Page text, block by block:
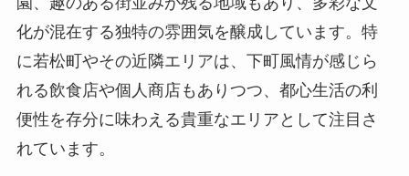
化が混在する独特の雰囲気を醸成しています。特
に若松町やその近隣エリアは、下町風情が感じら
れる飲食店や個人商店もありつつ、都心生活の利
便性を存分に味わえる貴重なエリアとして注目さ
れています。